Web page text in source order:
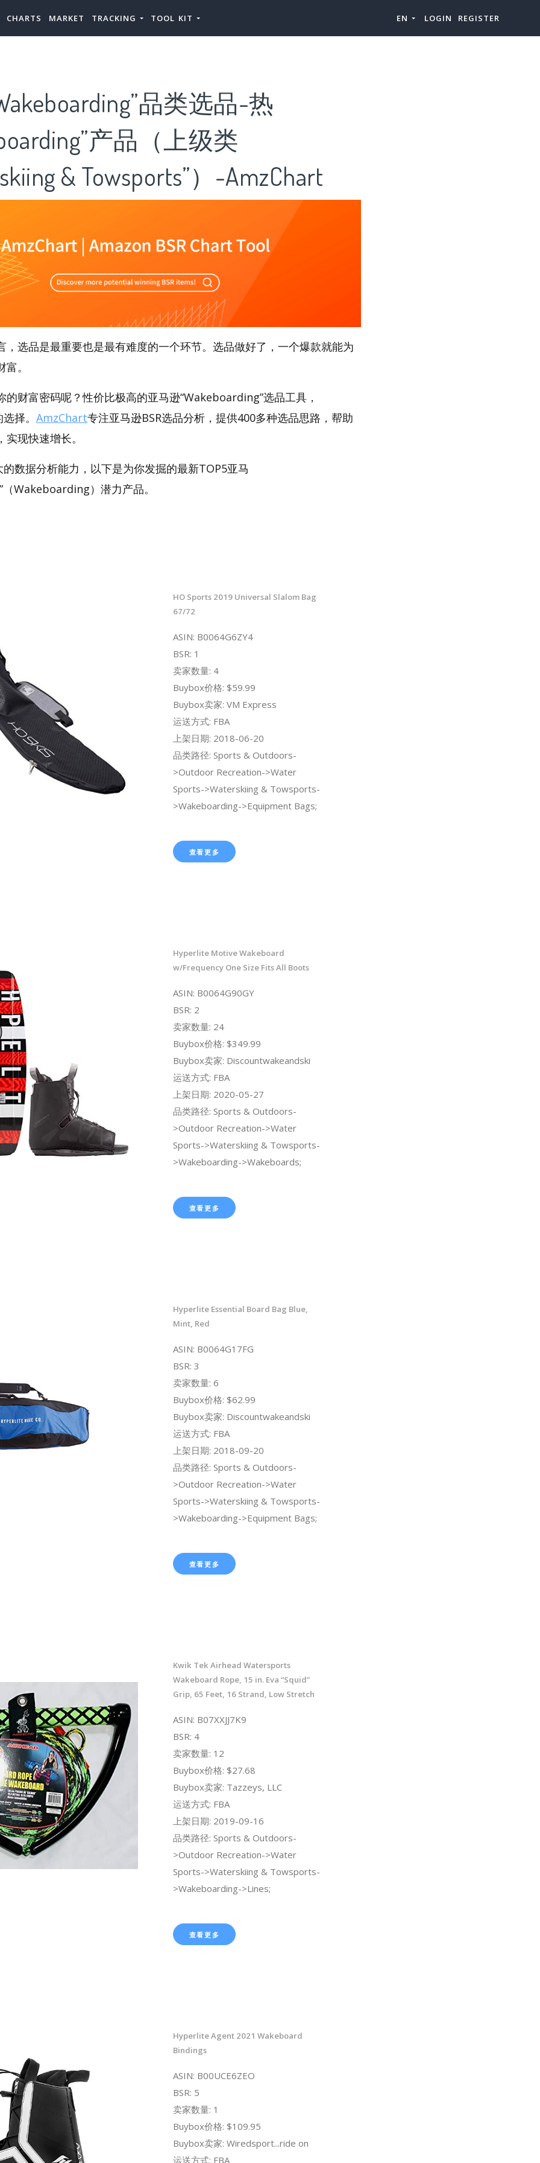
CHARTS MARKET TRACKING TOOL KIT EN LOGIN REGISTER
品类选品-热
产品（上级类
& Towsports”）-AmzChart
，选品是最重要也是最有难度的一个环节。选品做好了，一个爆款就能为
。
的财富密码呢？性价比极高的亚马逊“Wakeboarding”选品工具，
择。 AmzChart专注亚马逊BSR选品分析，提供400多种选品思路，帮助
现快速增长。
数据分析能力，以下是为你发掘的最新TOP5亚马
Wakeboarding）潜力产品。
HO Sports 2019 Universal Slalom Bag
67/72
ASIN: B0064G6ZY4
BSR: 1
卖家数量: 4
Buybox价格: $59.99
Buybox卖家: VM Express
运送方式: FBA
上架日期: 2018-06-20
品类路径: Sports & Outdoors-
>Outdoor Recreation->Water
Sports->Waterskiing & Towsports-
>Wakeboarding->Equipment Bags;
查看更多
Hyperlite Motive Wakeboard
w/Frequency One Size Fits All Boots
ASIN: B0064G90GY
BSR: 2
卖家数量: 24
Buybox价格: $349.99
Buybox卖家: Discountwakeandski
运送方式: FBA
上架日期: 2020-05-27
品类路径: Sports & Outdoors-
>Outdoor Recreation->Water
Sports->Waterskiing & Towsports-
>Wakeboarding->Wakeboards;
查看更多
Hyperlite Essential Board Bag Blue,
Mint, Red
ASIN: B0064G17FG
BSR: 3
卖家数量: 6
Buybox价格: $62.99
Buybox卖家: Discountwakeandski
运送方式: FBA
上架日期: 2018-09-20
品类路径: Sports & Outdoors-
>Outdoor Recreation->Water
Sports->Waterskiing & Towsports-
>Wakeboarding->Equipment Bags;
查看更多
Kwik Tek Airhead Watersports
Wakeboard Rope, 15 in. Eva “Squid”
Grip, 65 Feet, 16 Strand, Low Stretch
ASIN: B07XXJJ7K9
BSR: 4
卖家数量: 12
Buybox价格: $27.68
Buybox卖家: Tazzeys, LLC
运送方式: FBA
上架日期: 2019-09-16
品类路径: Sports & Outdoors-
>Outdoor Recreation->Water
Sports->Waterskiing & Towsports-
>Wakeboarding->Lines;
查看更多
Hyperlite Agent 2021 Wakeboard
Bindings
ASIN: B00UCE6ZEO
BSR: 5
卖家数量: 1
Buybox价格: $109.95
Buybox卖家: Wiredsport...ride on
运送方式: FBA